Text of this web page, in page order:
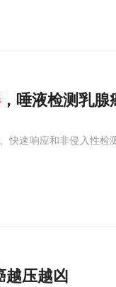
，唾液检测乳腺
快速响应和非侵入性检
越压越凶